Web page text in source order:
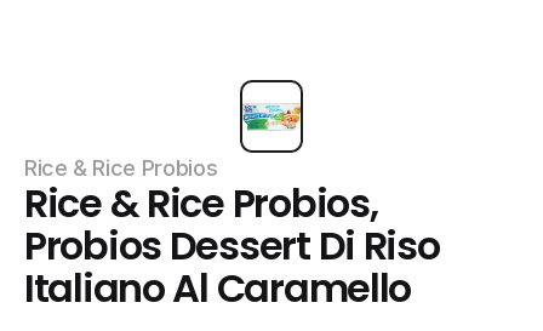
Rice & Rice Probios
Rice & Rice Probios,
Probios Dessert Di Riso
Italiano Al Caramello